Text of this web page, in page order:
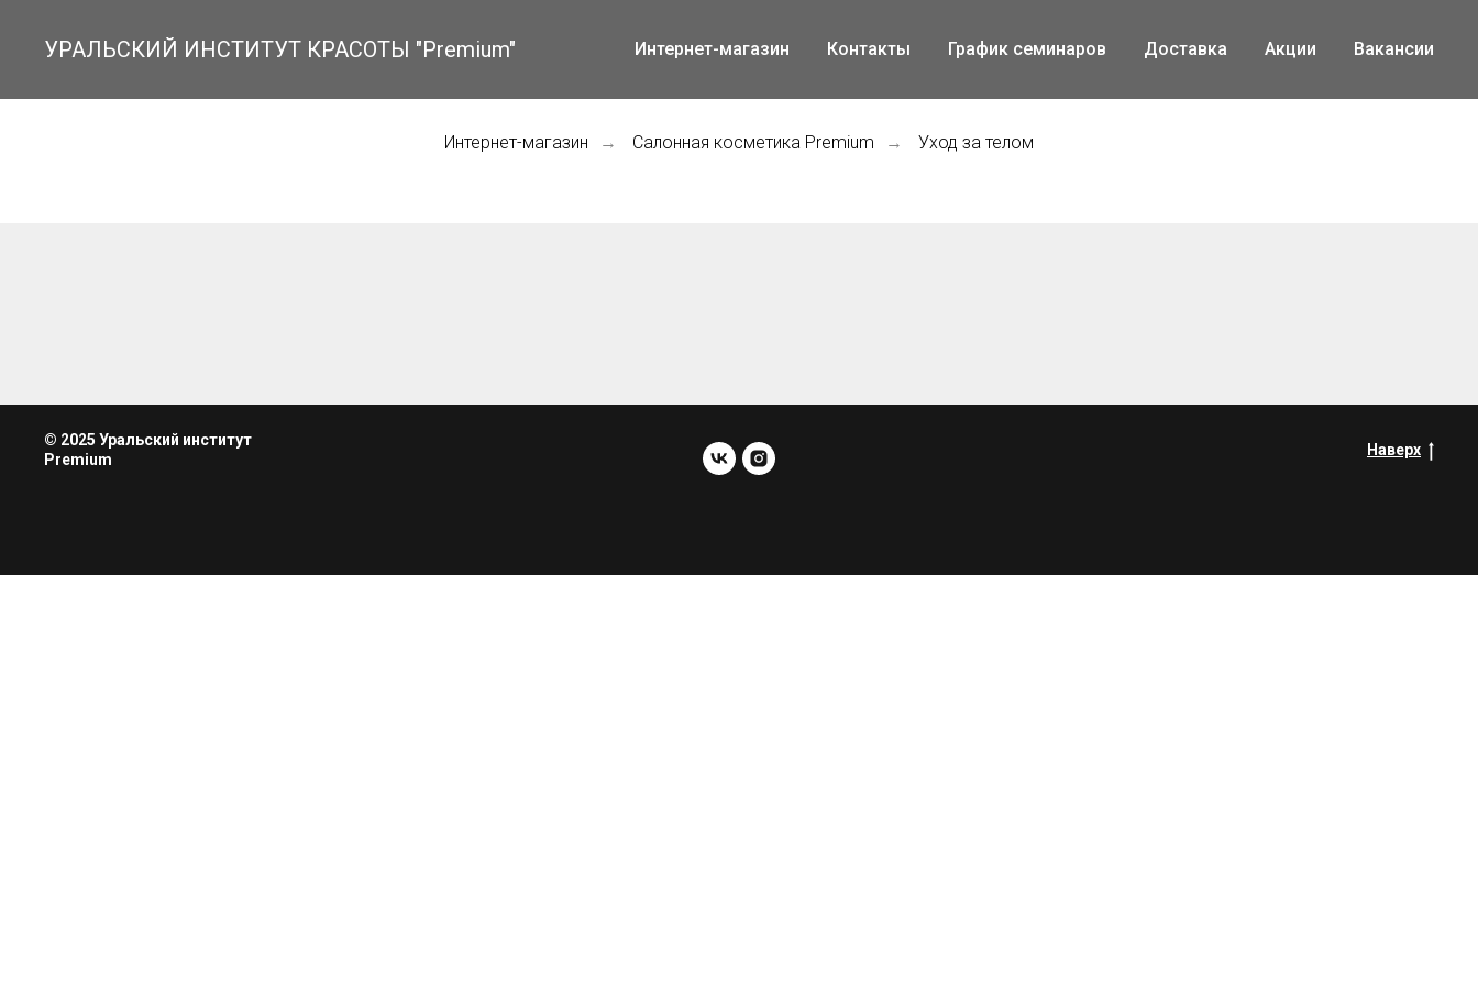
УРАЛЬСКИЙ ИНСТИТУТ КРАСОТЫ "Premium" Интернет-магазин Контакты График семинаров Доставка Акции Вакансии
Интернет-магазин → Салонная косметика Premium → Уход за телом
© 2025 Уральский институт
Premium
Наверх